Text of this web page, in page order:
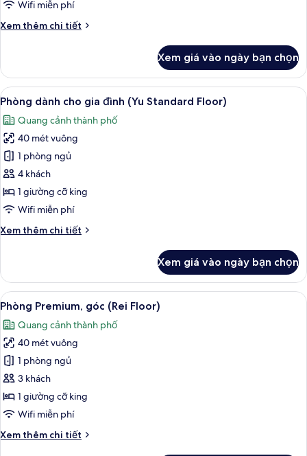
(Yu
Wifi miễn phí
Xem thêm chi tiết
Chi
Phòng
Deluxe,
2
giường
đơn
(Yu
Standard
Floor)
Xem giá vào ngày bạn chọn
Xem
tất
cả
ảnh
Phòng
dành
cho
gia
(Yu
Bộ đồ giường cao cấp, két bảo mật
7
Phòng dành cho gia đình (Yu Standard Floor)
Quang cảnh thành phố
40 mét vuông
1 phòng ngủ
4 khách
1 giường cỡ king
Wifi miễn phí
Xem thêm chi tiết
Chi
Phòng
dành
cho
đình
(Yu
Standard
Floor)
Xem giá vào ngày bạn chọn
Xem
tất
cả
ảnh
Phòng
Premium,
góc
(Rei
Bộ đồ giường cao cấp, két bảo mật
6
Phòng Premium, góc (Rei Floor)
Quang cảnh thành phố
40 mét vuông
1 phòng ngủ
3 khách
1 giường cỡ king
Wifi miễn phí
Xem thêm chi tiết
Chi